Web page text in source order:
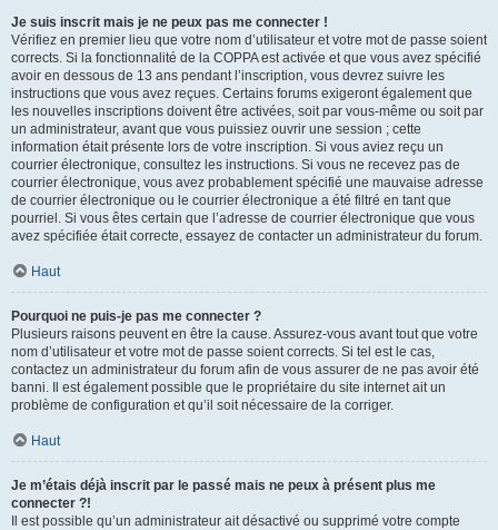
Je suis inscrit mais je ne peux pas me connecter !
Vérifiez en premier lieu que votre nom d’utilisateur et votre mot de passe soient
corrects. Si la fonctionnalité de la COPPA est activée et que vous avez spécifié
avoir en dessous de 13 ans pendant l’inscription, vous devrez suivre les
instructions que vous avez reçues. Certains forums exigeront également que
les nouvelles inscriptions doivent être activées, soit par vous-même ou soit par
un administrateur, avant que vous puissiez ouvrir une session ; cette
information était présente lors de votre inscription. Si vous aviez reçu un
courrier électronique, consultez les instructions. Si vous ne recevez pas de
courrier électronique, vous avez probablement spécifié une mauvaise adresse
de courrier électronique ou le courrier électronique a été filtré en tant que
pourriel. Si vous êtes certain que l’adresse de courrier électronique que vous
avez spécifiée était correcte, essayez de contacter un administrateur du forum.
Haut
Pourquoi ne puis-je pas me connecter ?
Plusieurs raisons peuvent en être la cause. Assurez-vous avant tout que votre
nom d’utilisateur et votre mot de passe soient corrects. Si tel est le cas,
contactez un administrateur du forum afin de vous assurer de ne pas avoir été
banni. Il est également possible que le propriétaire du site internet ait un
problème de configuration et qu’il soit nécessaire de la corriger.
Haut
Je m’étais déjà inscrit par le passé mais ne peux à présent plus me
connecter ?!
Il est possible qu’un administrateur ait désactivé ou supprimé votre compte